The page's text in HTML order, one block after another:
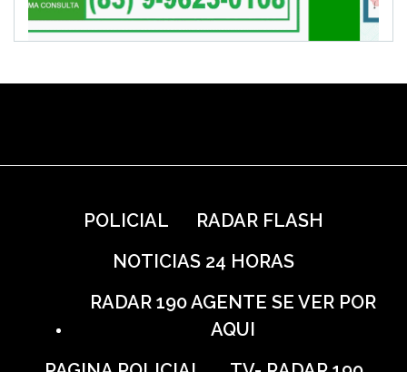
POLICIAL
RADAR FLASH
NOTICIAS 24 HORAS
RADAR 190 AGENTE SE VER POR
AQUI